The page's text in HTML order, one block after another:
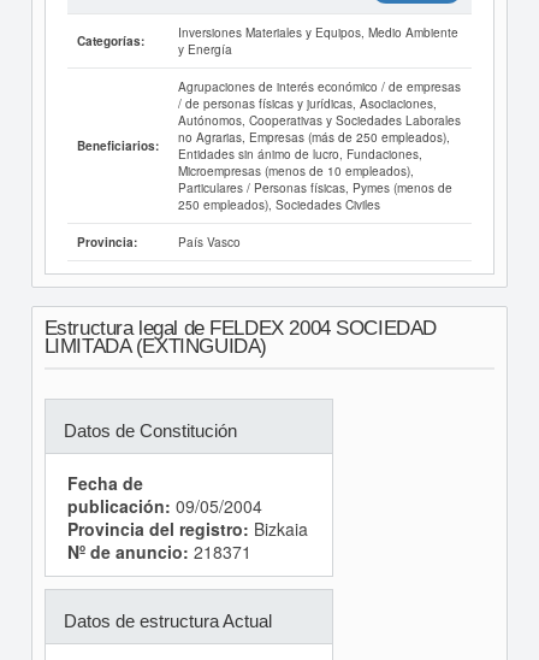
Categorías:
Inversiones Materiales y Equipos, Medio Ambiente
y Energía
Beneficiarios:
Agrupaciones de interés económico / de empresas
/ de personas físicas y jurídicas, Asociaciones,
Autónomos, Cooperativas y Sociedades Laborales
no Agrarias, Empresas (más de 250 empleados),
Entidades sin ánimo de lucro, Fundaciones,
Microempresas (menos de 10 empleados),
Particulares / Personas físicas, Pymes (menos de
250 empleados), Sociedades Civiles
Provincia: País Vasco
Estructura legal de FELDEX 2004 SOCIEDAD
LIMITADA (EXTINGUIDA)
Datos de Constitución
Fecha de
publicación: 09/05/2004
Provincia del registro: Bizkaia
Nº de anuncio: 218371
Datos de estructura Actual